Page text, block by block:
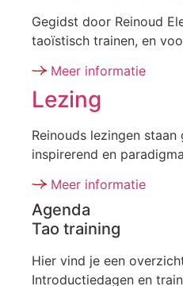
Gegidst door Reinoud
taoïstisch trainen, en
Meer informatie
Lezing
Reinouds lezingen
inspirerend en
Meer informatie
Agenda
Tao training
Hier vind je een
Introductiedagen en